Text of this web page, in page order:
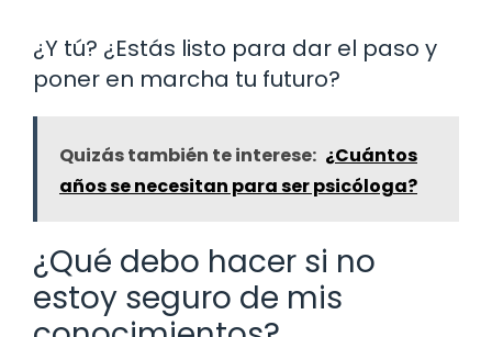
¿Y tú? ¿Estás listo para dar el paso y
poner en marcha tu futuro?
Quizás también te interese: ¿Cuántos
años se necesitan para ser psicóloga?
¿Qué debo hacer si no
estoy seguro de mis